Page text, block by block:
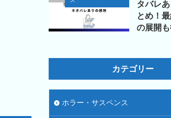
タバレ
とめ！
の展開も
カテゴリー
ホラー・サスペンス